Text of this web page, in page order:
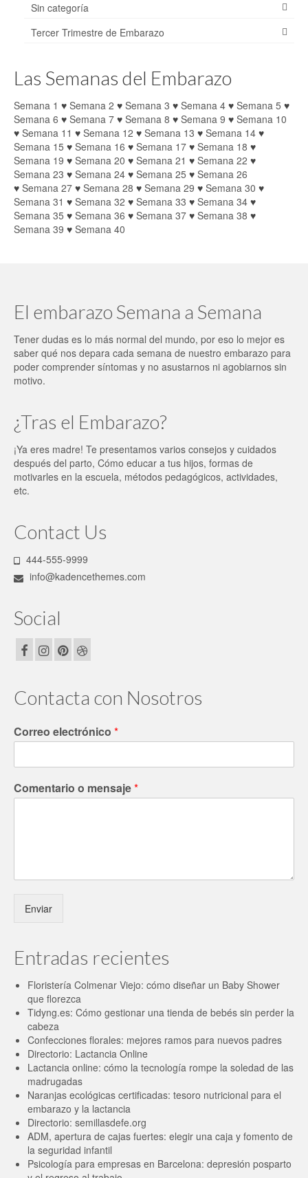
Sin categoría
Tercer Trimestre de Embarazo
Las Semanas del Embarazo
Semana 1 ♥ Semana 2 ♥ Semana 3 ♥ Semana 4 ♥ Semana 5 ♥
Semana 6 ♥ Semana 7 ♥ Semana 8 ♥ Semana 9 ♥ Semana 10
♥ Semana 11 ♥ Semana 12 ♥ Semana 13 ♥ Semana 14 ♥
Semana 15 ♥ Semana 16 ♥ Semana 17 ♥ Semana 18 ♥
Semana 19 ♥ Semana 20 ♥ Semana 21 ♥ Semana 22 ♥
Semana 23 ♥ Semana 24 ♥ Semana 25 ♥ Semana 26
♥ Semana 27 ♥ Semana 28 ♥ Semana 29 ♥ Semana 30 ♥
Semana 31 ♥ Semana 32 ♥ Semana 33 ♥ Semana 34 ♥
Semana 35 ♥ Semana 36 ♥ Semana 37 ♥ Semana 38 ♥
Semana 39 ♥ Semana 40
El embarazo Semana a Semana
Tener dudas es lo más normal del mundo, por eso lo mejor es
saber qué nos depara cada semana de nuestro embarazo para
poder comprender síntomas y no asustarnos ni agobiarnos sin
motivo.
¿Tras el Embarazo?
¡Ya eres madre! Te presentamos varios consejos y cuidados
después del parto, Cómo educar a tus hijos, formas de
motivarles en la escuela, métodos pedagógicos, actividades,
etc.
Contact Us
444-555-9999
info@kadencethemes.com
Social
Contacta con Nosotros
Correo electrónico *
Comentario o mensaje*
Enviar
Entradas recientes
Floristería Colmenar Viejo: cómo diseñar un Baby Shower
que florezca
Tidyng.es: Cómo gestionar una tienda de bebés sin perder la
cabeza
Confecciones florales: mejores ramos para nuevos padres
Directorio: Lactancia Online
Lactancia online: cómo la tecnología rompe la soledad de las
madrugadas
Naranjas ecológicas certificadas: tesoro nutricional para el
embarazo y la lactancia
Directorio: semillasdefe.org
ADM, apertura de cajas fuertes: elegir una caja y fomento de
la seguridad infantil
Psicología para empresas en Barcelona: depresión posparto